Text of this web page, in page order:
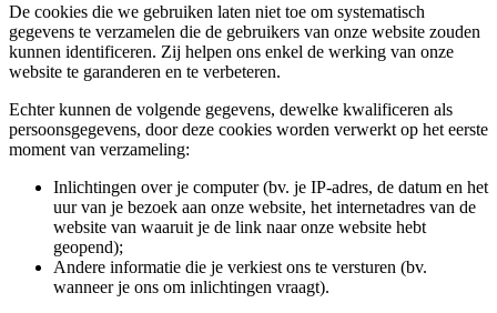
De cookies die we gebruiken laten niet toe om systematisch
gegevens te verzamelen die de gebruikers van onze website zouden
kunnen identificeren. Zij helpen ons enkel de werking van onze
website te garanderen en te verbeteren.
Echter kunnen de volgende gegevens, dewelke kwalificeren als
persoonsgegevens, door deze cookies worden verwerkt op het eerste
moment van verzameling:
Inlichtingen over je computer (bv. je IP-adres, de datum en het
uur van je bezoek aan onze website, het internetadres van de
website van waaruit je de link naar onze website hebt
geopend);
Andere informatie die je verkiest ons te versturen (bv.
wanneer je ons om inlichtingen vraagt).